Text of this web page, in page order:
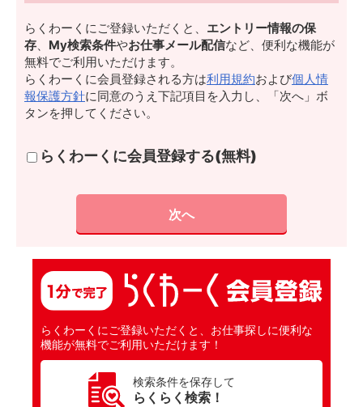
らくわーくにご登録いただくと、 エントリー情報の保
存、 My検索条件やお仕事メール配信など、便利な機能が
無料でご利用いただけます。
らくわーくに会員登録される方は利用規約および個人情
報保護方針に同意のうえ下記項目を入力し、「次へ」ボ
タンを押してください。
らくわーくに会員登録する(無料)
らくわーくにご登録いただくと、お仕事探しに便利な
機能が無料でご利用いただけます！
検索条件を保存して
らくらく検索！